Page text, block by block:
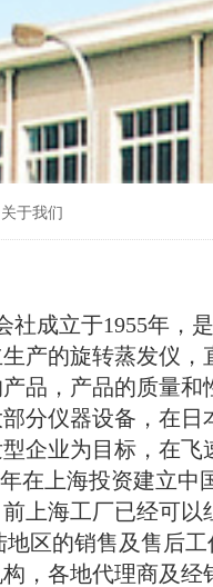
关于我们
社成立于1955年，
产的旋转蒸发仪
品，产品的质量
分仪器设备，在
企业为目标，在飞
在上海投资建立
前上海工厂已经可
区的销售及售后
，各地代理商及经